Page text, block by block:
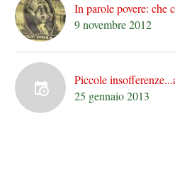
In parole povere: che
9 novembre 2012
Piccole
25 gennaio 2013